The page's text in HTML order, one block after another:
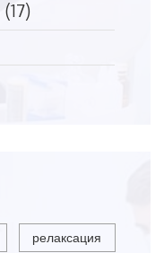
(17)
релаксация